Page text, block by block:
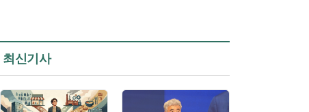
최신기사